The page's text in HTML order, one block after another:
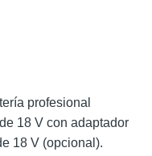
profesional
18 V con adaptador
18 V (opcional).